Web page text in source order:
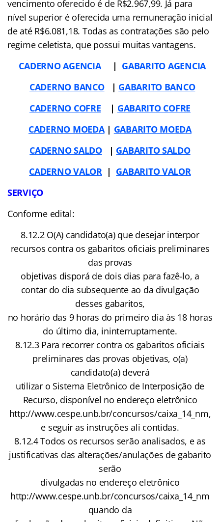
vencimento oferecido é de R$2.967,99. Já para
nível superior é oferecida uma remuneração inicial
de até R$6.081,18. Todas as contratações são pelo
regime celetista, que possui muitas vantagens.
CADERNO AGENCIA| GABARITO AGENCIA
CADERNO BANCO| GABARITO BANCO
CADERNO COFRE | GABARITO COFRE
CADERNO MOEDA| GABARITO MOEDA
CADERNO SALDO| GABARITO SALDO
CADERNO VALOR| GABARITO VALOR
SERVIÇO
Conforme edital:
8.12.2 O(A) candidato(a) que desejar interpor
recursos contra os gabaritos oficiais preliminares
das provas
objetivas disporá de dois dias para fazê-lo, a
contar do dia subsequente ao da divulgação
desses gabaritos,
no horário das 9 horas do primeiro dia às 18 horas
do último dia, ininterruptamente.
8.12.3 Para recorrer contra os gabaritos oficiais
preliminares das provas objetivas, o(a)
candidato(a) deverá
utilizar o Sistema Eletrônico de Interposição de
Recurso, disponível no endereço eletrônico
http://www.cespe.unb.br/concursos/caixa_14_nm,
e seguir as instruções ali contidas.
8.12.4 Todos os recursos serão analisados, e as
justificativas das alterações/anulações de gabarito
serão
divulgadas no endereço eletrônico
http://www.cespe.unb.br/concursos/caixa_14_nm
quando da